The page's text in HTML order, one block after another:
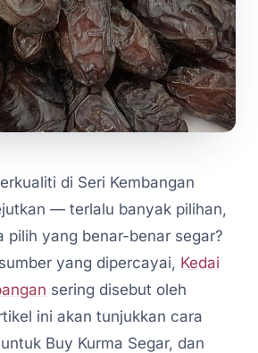
di Seri Kembangan
— terlalu banyak pilihan,
pilih yang benar-benar segar?
yang dipercayai, Kedai
sering disebut oleh
ini akan tunjukkan cara
Buy Kurma Segar, dan